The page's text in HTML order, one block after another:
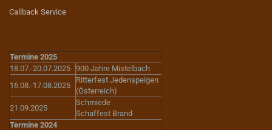
Callback Service
Termine 2025
18.07.-20.07.2025 900 Jahre Mistelbach
16.08.-17.08.2025
Ritterfest Jedenspeigen
(Österreich)
21.09.2025
Schmiede
Schaffest Brand
Termine 2024